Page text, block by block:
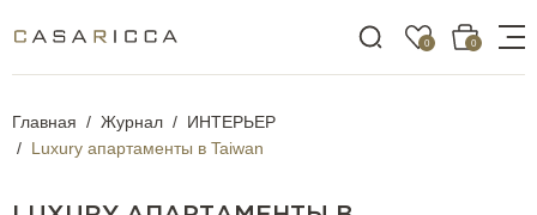
0 0
Главная Журнал
ИНТЕРЬЕР
Luxury апартаменты в Taiwan